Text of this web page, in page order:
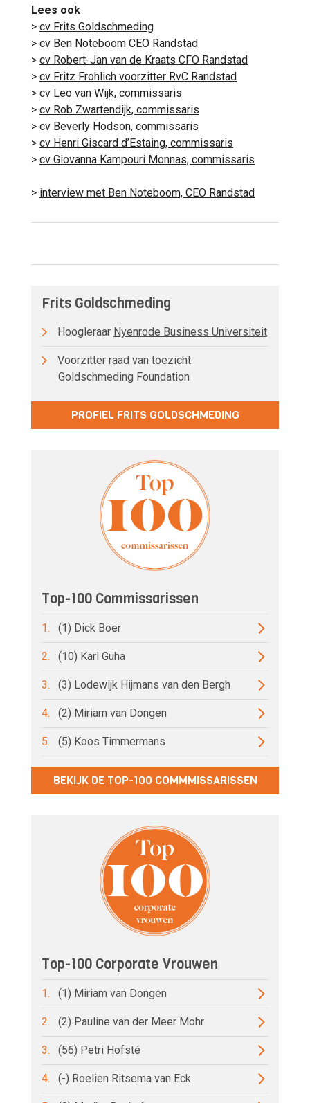
Lees ook
> cv Frits Goldschmeding
> cv Ben Noteboom CEO Randstad
> cv Robert-Jan van de Kraats CFO Randstad
> cv Fritz Frohlich voorzitter RvC Randstad
> cv Leo van Wijk, commissaris
> cv Rob Zwartendijk, commissaris
> cv Beverly Hodson, commissaris
> cv Henri Giscard d’Estaing, commissaris
> cv Giovanna Kampouri Monnas, commissaris
> interview met Ben Noteboom, CEO Randstad
Frits Goldschmeding
Hoogleraar Nyenrode Business Universiteit
Voorzitter raad van toezicht
Goldschmeding Foundation
PROFIEL FRITS GOLDSCHMEDING
Top-100 Commissarissen
1. (1) Dick Boer
2. (10) Karl Guha
3. (3) Lodewijk Hijmans van den Bergh
4. (2) Miriam van Dongen
5. (5) Koos Timmermans
BEKIJK DE TOP-100 COMMMISSARISSEN
Top-100 Corporate Vrouwen
1. (1) Miriam van Dongen
2. (2) Pauline van der Meer Mohr
3. (56) Petri Hofsté
4. (-) Roelien Ritsema van Eck